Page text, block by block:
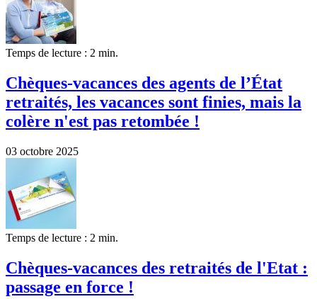
Temps de lecture : 2 min.
Chèques-vacances des agents de l’État
retraités, les vacances sont finies, mais la
colère n'est pas retombée !
03 octobre 2025
Temps de lecture : 2 min.
Chèques-vacances des retraités de l'Etat :
passage en force !